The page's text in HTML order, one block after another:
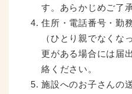
す。あらかじめご了
住所・電話番号・勤
（ひとり親でなくな
更がある場合には届
絡ください。
施設へのお子さんの